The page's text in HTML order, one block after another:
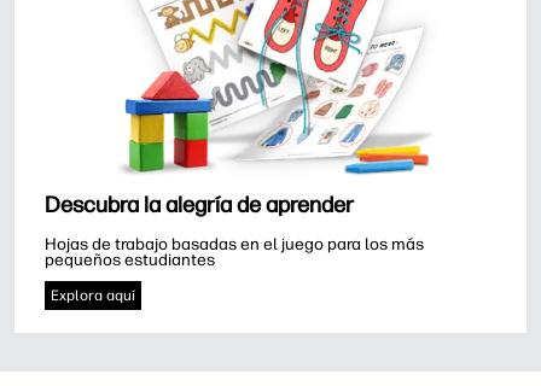
Descubra la alegría de aprender
Hojas de trabajo basadas en el juego para los más
pequeños estudiantes
Explora aquí